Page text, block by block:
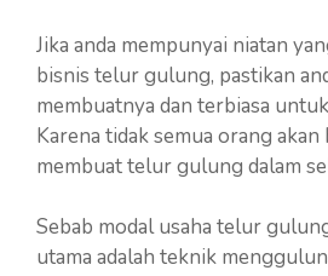
Jika anda mempunyai niatan
bisnis telur gulung, pastikan
membuatnya dan terbiasa
Karena tidak semua orang akan
membuat telur gulung dalam
Sebab modal usaha telur
utama adalah teknik